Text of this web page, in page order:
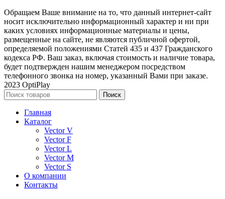
Обращаем Ваше внимание на то, что данный интернет-сайт
носит исключительно информационный характер и ни при
каких условиях информационные материалы и цены,
размещенные на сайте, не являются публичной офертой,
определяемой положениями Статей 435 и 437 Гражданского
кодекса РФ. Ваш заказ, включая стоимость и наличие товара,
будет подтвержден нашим менеджером посредством
телефонного звонка на номер, указанный Вами при заказе.
2023 OptiPlay
Поиск
Главная
Каталог
Vector V
Vector F
Vector L
Vector M
Vector S
О компании
Контакты